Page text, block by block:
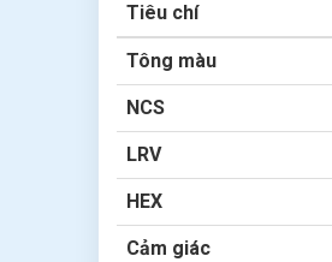
Tiêu chí
Tông màu
NCS
LRV
HEX
Cảm giác